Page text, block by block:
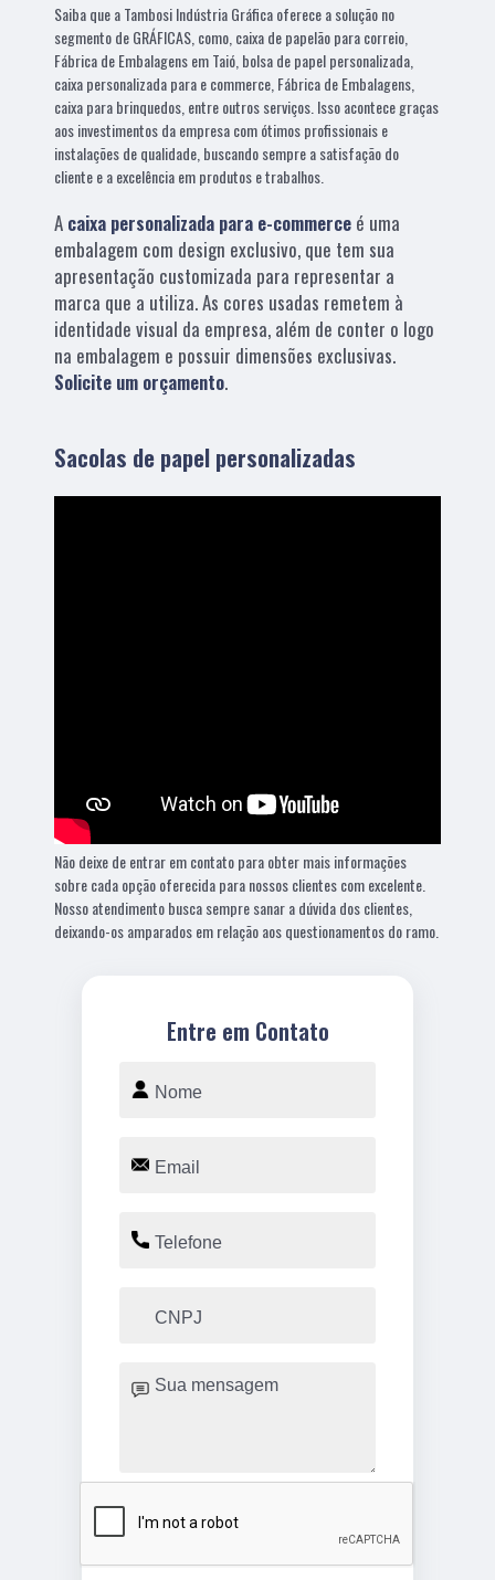
Saiba que a Tambosi Indústria Gráfica oferece a solução no
segmento de GRÁFICAS, como, caixa de papelão para correio,
Fábrica de Embalagens em Taió, bolsa de papel personalizada,
caixa personalizada para e commerce, Fábrica de Embalagens,
caixa para brinquedos, entre outros serviços. Isso acontece graças
aos investimentos da empresa com ótimos profissionais e
instalações de qualidade, buscando sempre a satisfação do
cliente e a excelência em produtos e trabalhos.
A caixa personalizada para e-commerce é uma
embalagem com design exclusivo, que tem sua
apresentação customizada para representar a
marca que a utiliza. As cores usadas remetem à
identidade visual da empresa, além de conter o logo
na embalagem e possuir dimensões exclusivas.
Solicite um orçamento.
Sacolas de papel personalizadas
Não deixe de entrar em contato para obter mais informações
sobre cada opção oferecida para nossos clientes com excelente.
Nosso atendimento busca sempre sanar a dúvida dos clientes,
deixando-os amparados em relação aos questionamentos do ramo.
Entre em Contato